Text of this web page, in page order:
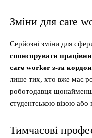
Зміни для care
Серйозні зміни для
спонсорувати
care worker з-за
лише тих, хто вже має
роботодавця
студентською візою
Тимчасові